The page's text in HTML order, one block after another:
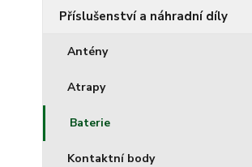
Příslušenství a náhradní díly
Antény
Atrapy
Baterie
Kontaktní body